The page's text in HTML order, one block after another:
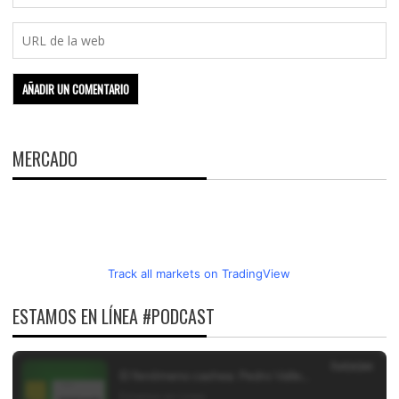
MERCADO
Track all markets on TradingView
ESTAMOS EN LÍNEA #PODCAST